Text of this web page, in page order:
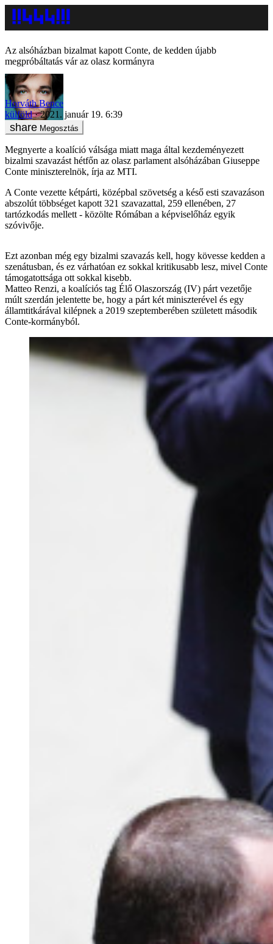
Az alsóházban bizalmat kapott Conte, de kedden újabb
megpróbáltatás vár az olasz kormányra
Horváth Bence
külföld
2021. január 19. 6:39
Megosztás
Megnyerte a koalíció válsága miatt maga által kezdeményezett
bizalmi szavazást hétfőn az olasz parlament alsóházában Giuseppe
Conte miniszterelnök, írja az MTI.
A Conte vezette kétpárti, középbal szövetség a késő esti szavazáson
abszolút többséget kapott 321 szavazattal, 259 ellenében, 27
tartózkodás mellett - közölte Rómában a képviselőház egyik
szóvivője.
Ezt azonban még egy bizalmi szavazás kell, hogy kövesse kedden a
szenátusban, és ez várhatóan ez sokkal kritikusabb lesz, mivel Conte
támogatottsága ott sokkal kisebb.
Matteo Renzi, a koalíciós tag Élő Olaszország (IV) párt vezetője
múlt szerdán jelentette be, hogy a párt két miniszterével és egy
államtitkárával kilépnek a 2019 szeptemberében született második
Conte-kormányból.